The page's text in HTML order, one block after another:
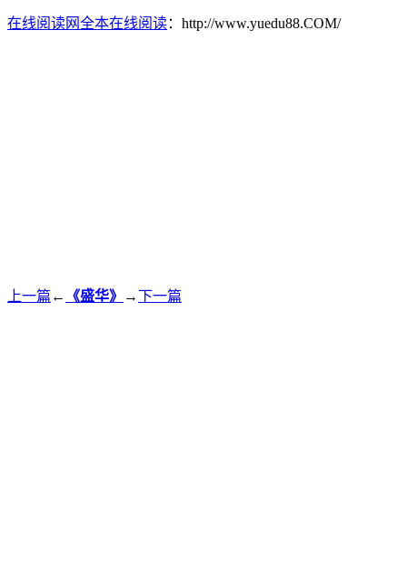
在线阅读网全本在线阅读：http://www.yuedu88.COM/
上一篇 ← 《盛华》 →下一篇